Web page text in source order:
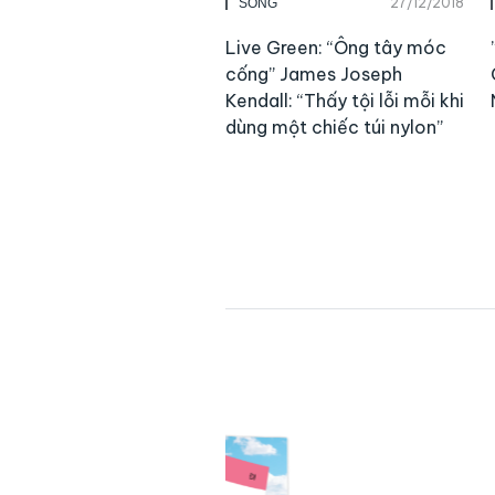
Live Green: “Ông tây móc
cống” James Joseph
Kendall: “Thấy tội lỗi mỗi khi
dùng một chiếc túi nylon”